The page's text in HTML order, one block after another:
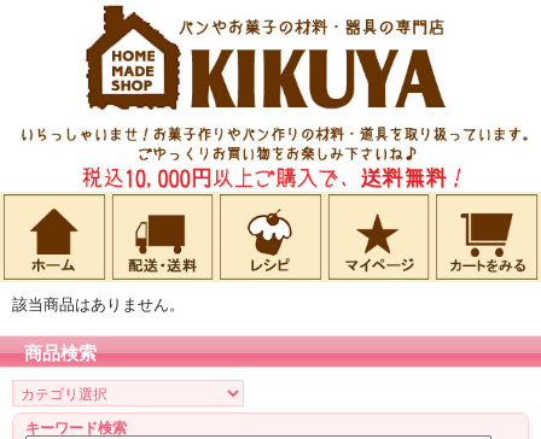
該当商品はありません。
商品検索
キーワード検索